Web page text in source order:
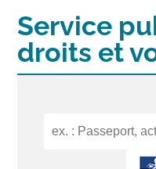
Service
droits et